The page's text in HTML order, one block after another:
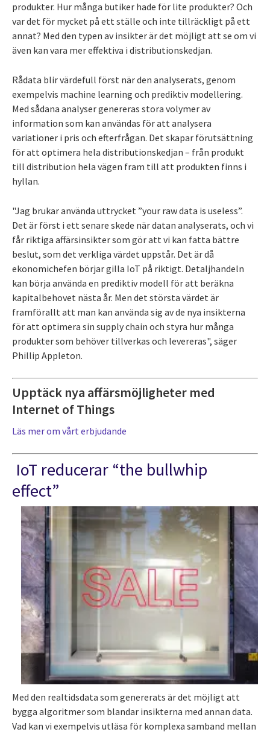
produkter. Hur många butiker hade för lite produkter? Och
var det för mycket på ett ställe och inte tillräckligt på ett
annat? Med den typen av insikter är det möjligt att se om vi
även kan vara mer effektiva i distributionskedjan.
Rådata blir värdefull först när den analyserats, genom
exempelvis machine learning och prediktiv modellering.
Med sådana analyser genereras stora volymer av
information som kan användas för att analysera
variationer i pris och efterfrågan. Det skapar förutsättning
för att optimera hela distributionskedjan – från produkt
till distribution hela vägen fram till att produkten finns i
hyllan.
"Jag brukar använda uttrycket ”your raw data is useless”.
Det är först i ett senare skede när datan analyserats, och vi
får riktiga affärsinsikter som gör att vi kan fatta bättre
beslut, som det verkliga värdet uppstår. Det är då
ekonomichefen börjar gilla IoT på riktigt. Detaljhandeln
kan börja använda en prediktiv modell för att beräkna
kapitalbehovet nästa år. Men det största värdet är
framförallt att man kan använda sig av de nya insikterna
för att optimera sin supply chain och styra hur många
produkter som behöver tillverkas och levereras", säger
Phillip Appleton.
Upptäck nya affärsmöjligheter med
Internet of Things
Läs mer om vårt erbjudande
IoT reducerar “the bullwhip
effect”
Med den realtidsdata som genererats är det möjligt att
bygga algoritmer som blandar insikterna med annan data.
Vad kan vi exempelvis utläsa för komplexa samband mellan